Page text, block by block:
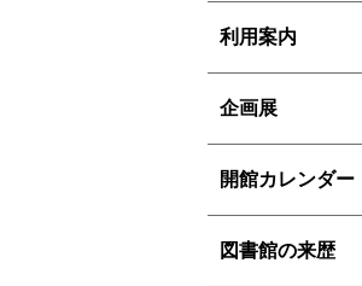
利用案内
企画展
開館カレンダー
図書館の来歴